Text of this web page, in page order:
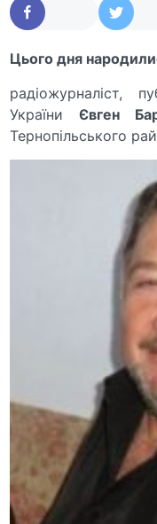
Цього дня
радіожурналіст,
УкраїниЄвген
Тернопільського